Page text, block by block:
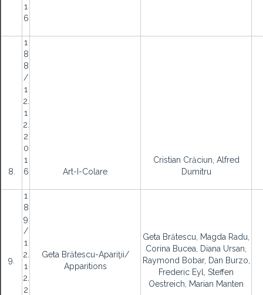
1
6
8.
1
8
8
/
1
2.
1
2.
2
0
1
6
Art-I-Colare
Cristian Crăciun, Alfred
Dumitru
9.
1
8
9
/
1
2.
1
2.
2
Geta Brătescu-Apariţii/
Apparitions
Geta Brătescu, Magda Radu,
Corina Bucea, Diana Ursan,
Raymond Bobar, Dan Burzo,
Frederic Eyl, Steffen
Oestreich, Marian Manten